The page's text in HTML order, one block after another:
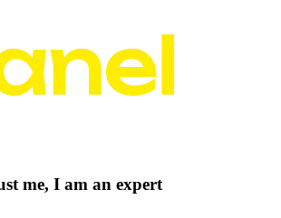
me, I am an expert